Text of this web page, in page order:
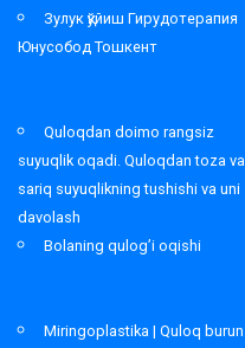
Зулук қўйиш Гирудотерапия
Юнусобод Тошкент
Quloqdan doimo rangsiz
suyuqlik oqadi. Quloqdan toza va
sariq suyuqlikning tushishi va uni
davolash
Bolaning qulog’i oqishi
Miringoplastika | Quloq burun